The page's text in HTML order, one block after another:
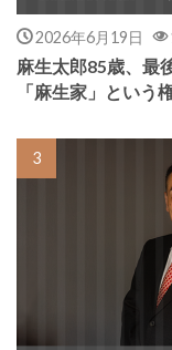
2026年6月19日
麻生太郎85歳、
「麻生家」という